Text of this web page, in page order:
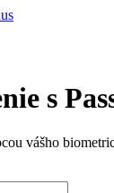
s
vášho